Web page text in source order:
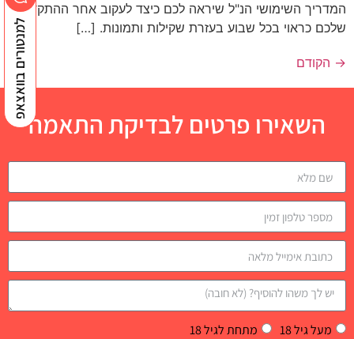
המדריך השימושי הנ"ל שיראה לכם כיצד לעקוב אחר ההתקדמות
שלכם כראוי בכל שבוע בעזרת שקילות ותמונות. […]
→ הקודם
השאירו פרטים לבדיקת התאמה
מעל גיל 18
מתחת לגיל 18
למנטורים בוואצאפ